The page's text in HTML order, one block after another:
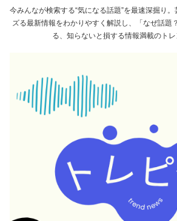
今みんなが検索する“気になる話題”を最速深掘り
ズる最新情報をわかりやすく解説し、「なぜ話題
る、知らないと損する情報満載のトレ